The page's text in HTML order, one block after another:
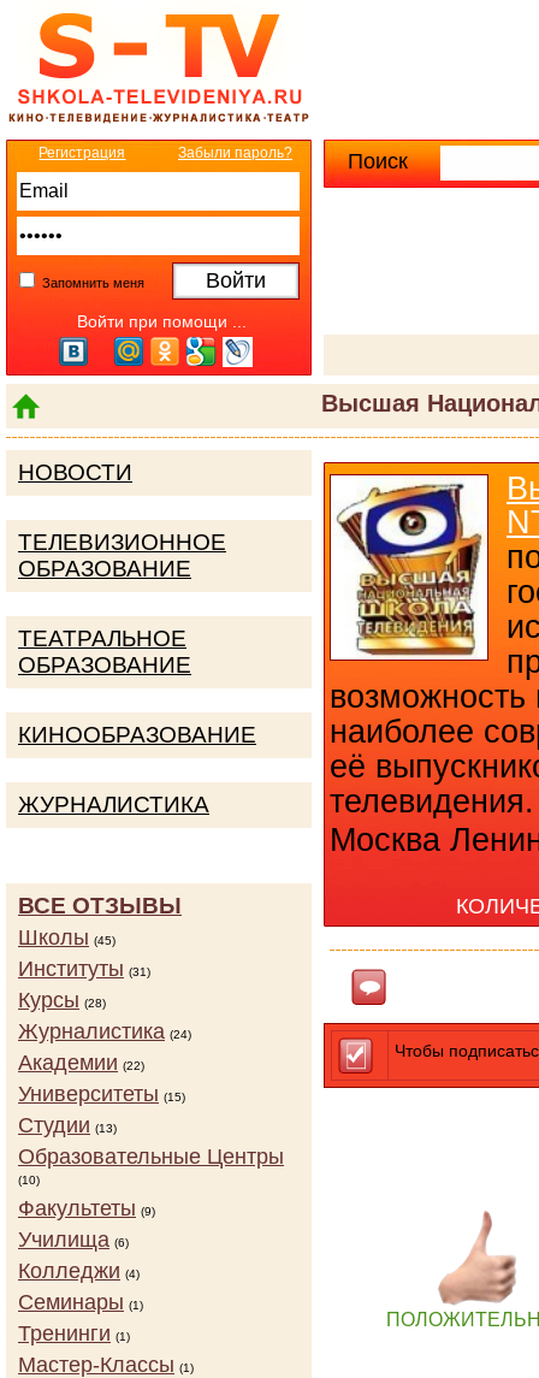
Поиск
Высшая
Регистрация Забыли пароль?
Запомнить меня
Войти при помощи ...
возможность
наиболее
её
телевидения.
Москва
Чтобы
НОВОСТИ
ТЕЛЕВИЗИОННОЕ
ОБРАЗОВАНИЕ
ТЕАТРАЛЬНОЕ
ОБРАЗОВАНИЕ
КИНООБРАЗОВАНИЕ
ЖУРНАЛИСТИКА
ВСЕ ОТЗЫВЫ
Школы (45)
Институты (31)
Курсы (28)
Журналистика (24)
Академии (22)
Университеты (15)
Студии (13)
Образовательные Центры
(10)
Факультеты (9)
Училища (6)
Колледжи (4)
Семинары (1)
Тренинги (1)
Мастер-Классы (1)